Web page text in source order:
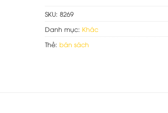
SKU: 8269
Danh mục: Khác
Thẻ: bán sách